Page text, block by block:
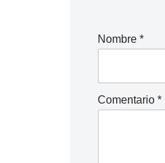
Nombre *
Comentario *